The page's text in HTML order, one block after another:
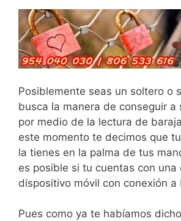
Posiblemente seas un soltero o
busca la manera de conseguir a
por medio de la lectura de
este momento te decimos que
la tienes en la palma de tus
es posible si tu cuentas con una
dispositivo móvil con conexión a
Pues como ya te habíamos